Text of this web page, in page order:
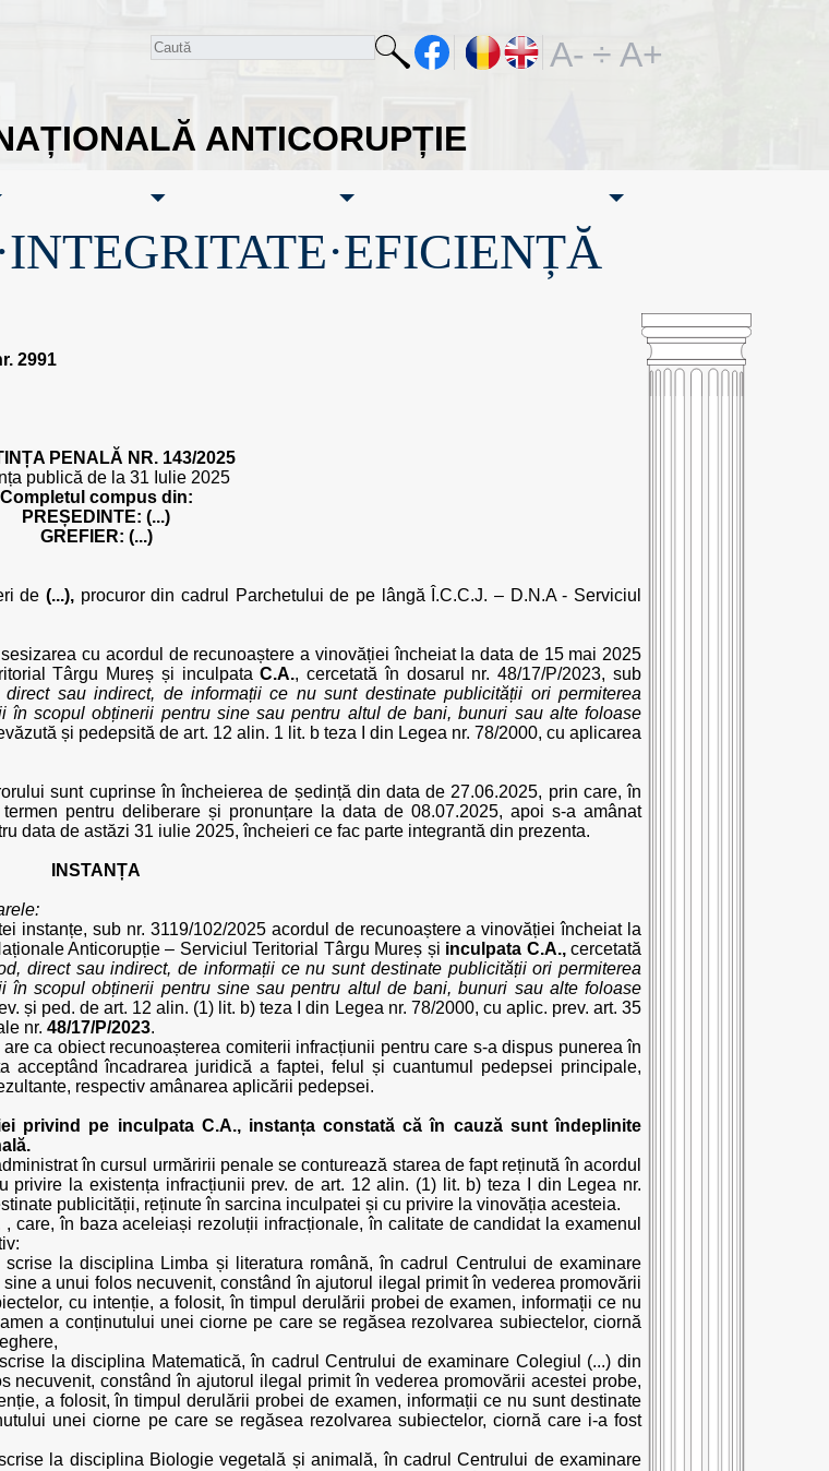
ANTICORUPȚIE
A- ÷ A+
2991
PENALĂ NR. 143/2025
publică de la 31 Iulie 2025
Completul compus din:
PREȘEDINTE: (...)
GREFIER: (...)
de(...), procuror din cadrul Parchetului de pe lângă Î.C.C.J. – D.N.A - Serviciul
cu acordul de recunoaștere a vinovăției încheiat la data de 15 mai 2025
Târgu Mureș și inculpataC.A., cercetată în dosarul nr. 48/17/P/2023, sub
sau indirect, de informații ce nu sunt destinate publicității ori permiterea
în scopul obținerii pentru sine sau pentru altul de bani, bunuri sau alte foloase
și pedepsită de art. 12 alin. 1 lit. b teza I din Legea nr. 78/2000, cu aplicarea
sunt cuprinse în încheierea de ședință din data de 27.06.2025, prin care, în
pentru deliberare și pronunțare la data de 08.07.2025, apoi s-a amânat
data de astăzi 31 iulie 2025, încheieri ce fac parte integrantă din prezenta.
INSTANȚA
instanțe, sub nr. 3119/102/2025 acordul de recunoaștere a vinovăției încheiat la
Anticorupție – Serviciul Teritorial Târgu Mureș și inculpata C.A.,cercetată
direct sau indirect, de informații ce nu sunt destinate publicității ori permiterea
în scopul obținerii pentru sine sau pentru altul de bani, bunuri sau alte foloase
și ped. de art. 12 alin. (1) lit. b) teza I din Legea nr. 78/2000, cu aplic. prev. art. 35
nr. 48/17/P/2023.
ca obiect recunoașterea comiterii infracțiunii pentru care s-a dispus punerea în
acceptând încadrarea juridică a faptei, felul și cuantumul pedepsei principale,
respectiv amânarea aplicării pedepsei.
privind pe inculpata C.A., instanța constată că în cauză sunt îndeplinite
în cursul urmăririi penale se conturează starea de fapt reținută în acordul
privire la existența infracțiunii prev. de art. 12 alin. (1) lit. b) teza I din Legea nr.
publicității, reținute în sarcina inculpatei și cu privire la vinovăția acesteia.
care, în baza aceleiași rezoluții infracționale, în calitate de candidat la examenul
la disciplina Limba și literatura română, în cadrul Centrului de examinare
a unui folos necuvenit, constând în ajutorul ilegal primit în vederea promovării
, cu intenție, a folosit, în timpul derulării probei de examen, informații ce nu
a conținutului unei ciorne pe care se regăsea rezolvarea subiectelor, ciornă
la disciplina Matematică, în cadrul Centrului de examinare Colegiul (...) din
necuvenit, constând în ajutorul ilegal primit în vederea promovării acestei probe,
a folosit, în timpul derulării probei de examen, informații ce nu sunt destinate
unei ciorne pe care se regăsea rezolvarea subiectelor, ciornă care i-a fost
la disciplina Biologie vegetală și animală, în cadrul Centrului de examinare